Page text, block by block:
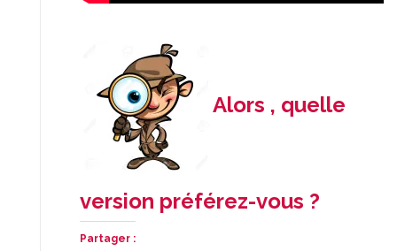
Alors , quelle
version préférez-vous ?
Partager :